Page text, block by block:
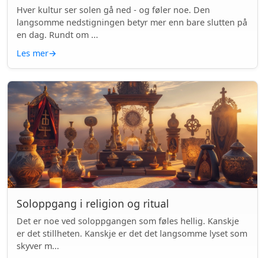
Hver kultur ser solen gå ned - og føler noe. Den
langsomme nedstigningen betyr mer enn bare slutten på
en dag. Rundt om ...
Les mer→
Soloppgang i religion og ritual
Det er noe ved soloppgangen som føles hellig. Kanskje
er det stillheten. Kanskje er det det langsomme lyset som
skyver m...